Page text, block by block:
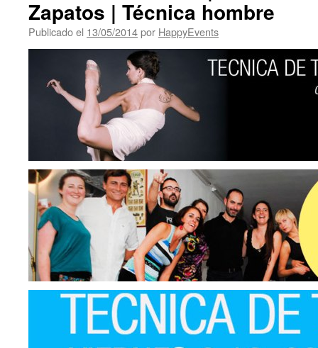
Zapatos | Técnica hombre
Publicado el 13/05/2014por HappyEvents